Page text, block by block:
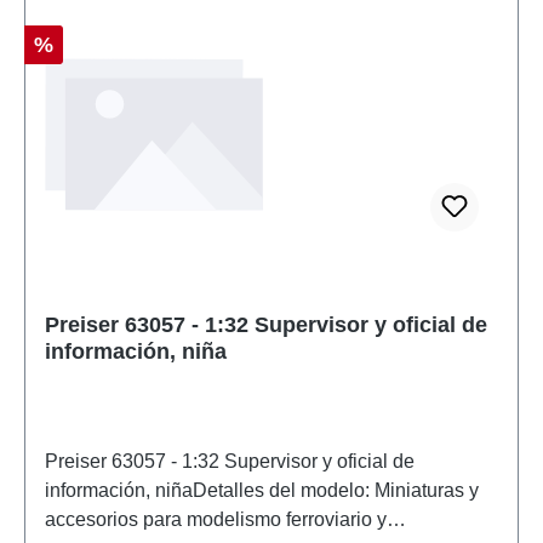
Descuento
%
Preiser 63057 - 1:32 Supervisor y oficial de
información, niña
Preiser 63057 - 1:32 Supervisor y oficial de
información, niñaDetalles del modelo: Miniaturas y
accesorios para modelismo ferroviario y